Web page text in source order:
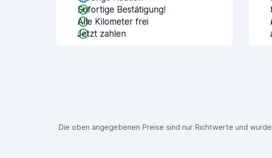
Sofortige Bestätigung!
Alle Kilometer frei
Jetzt zahlen
Die oben angegebenen Preise sind nur Richtwerte und